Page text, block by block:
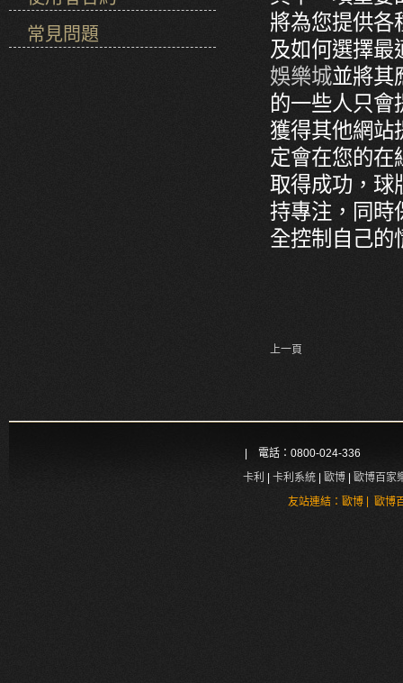
常見問題
將為您提供各
及如何選擇最
娛樂城並將其
的一些人只會
獲得其他網站
定會在您的在
取得成功，球
持專注，同時
全控制自己的
上一頁
| 電話：0800-024-336
卡利
卡利系統 歐博
歐博百家
友站連結： 歐博| 歐博